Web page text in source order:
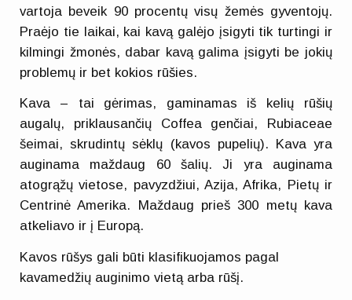
vartoja beveik 90 procentų visų žemės gyventojų.
Praėjo tie laikai, kai kavą galėjo įsigyti tik turtingi ir
kilmingi žmonės, dabar kavą galima įsigyti be jokių
problemų ir bet kokios rūšies.
Kava – tai gėrimas, gaminamas iš kelių rūšių
augalų, priklausančių Coffea genčiai, Rubiaceae
šeimai, skrudintų sėklų (kavos pupelių). Kava yra
auginama maždaug 60 šalių. Ji yra auginama
atogrąžų vietose, pavyzdžiui, Azija, Afrika, Pietų ir
Centrinė Amerika. Maždaug prieš 300 metų kava
atkeliavo ir į Europą.
Kavos rūšys gali būti klasifikuojamos pagal
kavamedžių auginimo vietą arba rūšį.